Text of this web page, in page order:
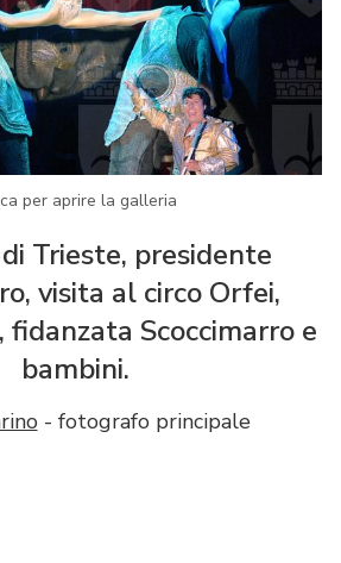
per aprire la galleria
Trieste, presidente
visita al circo Orfei,
Scoccimarro e
bambini.
- fotografo principale